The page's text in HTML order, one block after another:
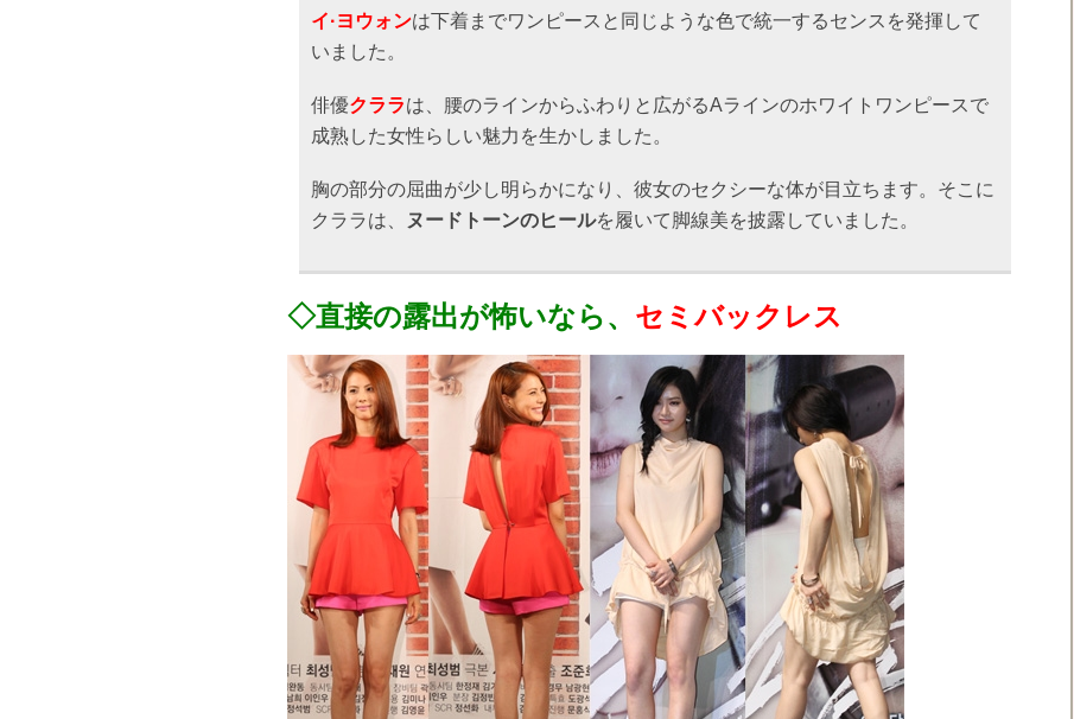
イ·ヨウォンは下着までワンピースと同じような色で統一するセンスを発揮して
いました。
俳優クララは、腰のラインからふわりと広がるAラインのホワイトワンピースで
成熟した女性らしい魅力を生かしました。
胸の部分の屈曲が少し明らかになり、彼女のセクシーな体が目立ちます。そこに
クララは、
ヌードトーンのヒールを履いて脚線美を披露していました。
◇直接の露出が怖いなら、 セミバックレス